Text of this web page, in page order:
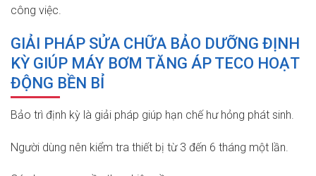
công việc.
GIẢI PHÁP SỬA CHỮA BẢO DƯỠNG ĐỊNH
KỲ GIÚP MÁY BƠM TĂNG ÁP TECO HOẠT
ĐỘNG BỀN BỈ
Bảo trì định kỳ là giải pháp giúp hạn chế hư hỏng phát sinh.
Người dùng nên kiểm tra thiết bị từ 3 đến 6 tháng một lần.